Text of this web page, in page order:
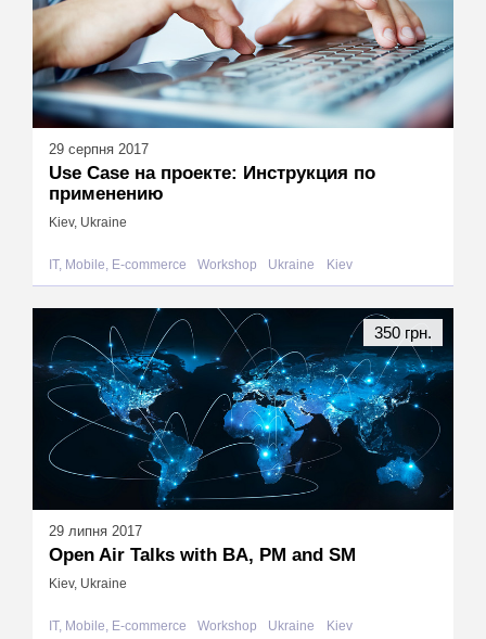
29 серпня 2017
Use Case на проекте: Инструкция по
применению
Kiev, Ukraine
IT, Mobile, E-commerce Workshop Ukraine Kiev
29 липня 2017
Open Air Talks with BA, PM and SM
Kiev, Ukraine
IT, Mobile, E-commerce Workshop Ukraine Kiev
350 грн.